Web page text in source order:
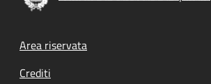
Footer menu
Area riservata
Crediti